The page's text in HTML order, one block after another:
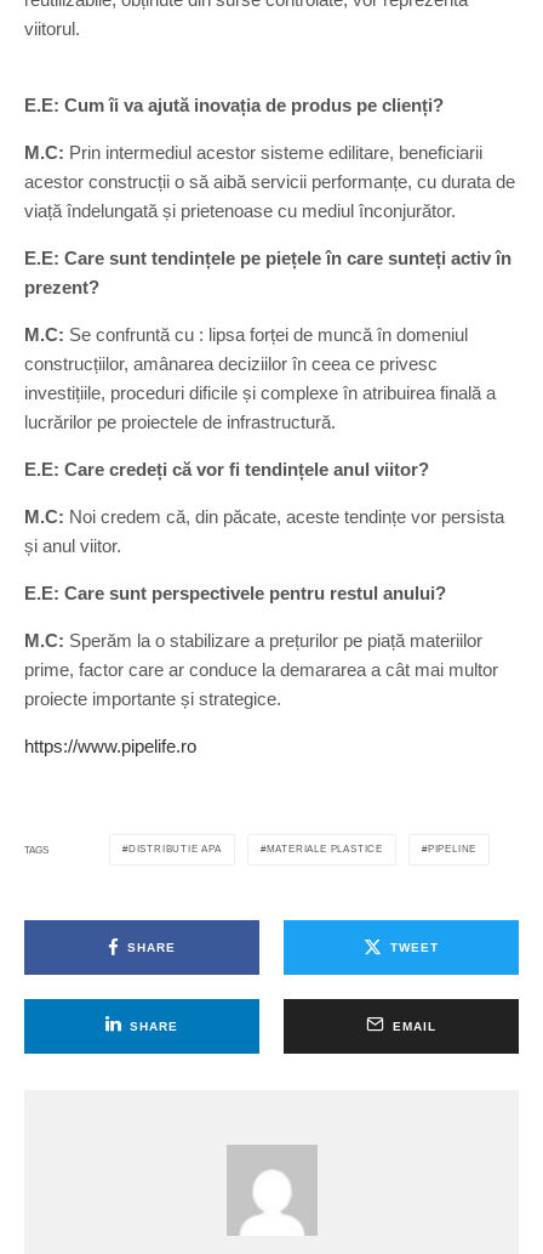
viitorul.
E.E: Cum îi va ajută inovația de produs pe clienți?
M.C: Prin intermediul acestor sisteme edilitare, beneficiarii
acestor construcții o să aibă servicii performanțe, cu durata de
viață îndelungată și prietenoase cu mediul înconjurător.
E.E: Care sunt tendințele pe piețele în care sunteți activ în
prezent?
M.C: Se confruntă cu : lipsa forței de muncă în domeniul
construcțiilor, amânarea deciziilor în ceea ce privesc
investițiile, proceduri dificile și complexe în atribuirea finală a
lucrărilor pe proiectele de infrastructură.
E.E: Care credeți că vor fi tendințele anul viitor?
M.C: Noi credem că, din păcate, aceste tendințe vor persista
și anul viitor.
E.E: Care sunt perspectivele pentru restul anului?
M.C: Sperăm la o stabilizare a prețurilor pe piață materiilor
prime, factor care ar conduce la demararea a cât mai multor
proiecte importante și strategice.
https://www.pipelife.ro
TAGS DISTRIBUTIE APA MATERIALE PLASTICE PIPELINE
SHARE TWEET
SHARE EMAIL